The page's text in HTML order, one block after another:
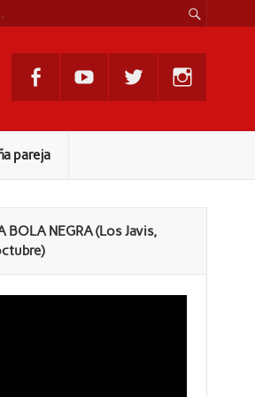
pareja
BOLA NEGRA (Los Javis,